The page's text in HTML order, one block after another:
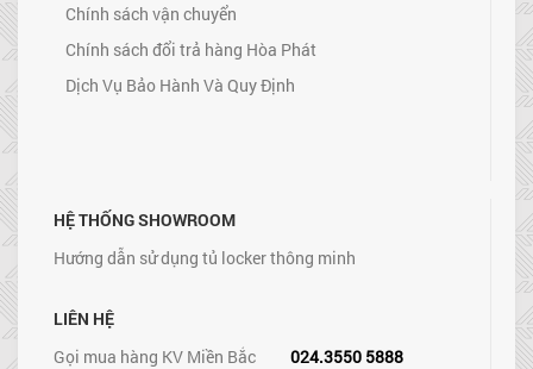
Chính sách vận chuyển
Chính sách đổi trả hàng Hòa Phát
Dịch Vụ Bảo Hành Và Quy Định
HỆ THỐNG SHOWROOM
Hướng dẫn sử dụng tủ locker thông minh
LIÊN HỆ
Gọi mua hàng KV Miền Bắc
024.3550 5888